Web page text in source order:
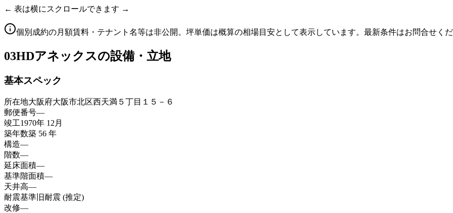
← 表は横にスクロールできます →
個別成約の月額賃料・テナント名等は非公開。坪単価は概算の相場目安として表示しています。最新条件はお問合せく
03HDアネックスの設備・立地
基本スペック
所在地大阪府大阪市北区西天満５丁目１５－６
郵便番号—
竣工1970年 12月
築年数築 56 年
構造—
階数—
延床面積—
基準階面積—
天井高—
耐震基準 旧耐震 (推定)
改修—